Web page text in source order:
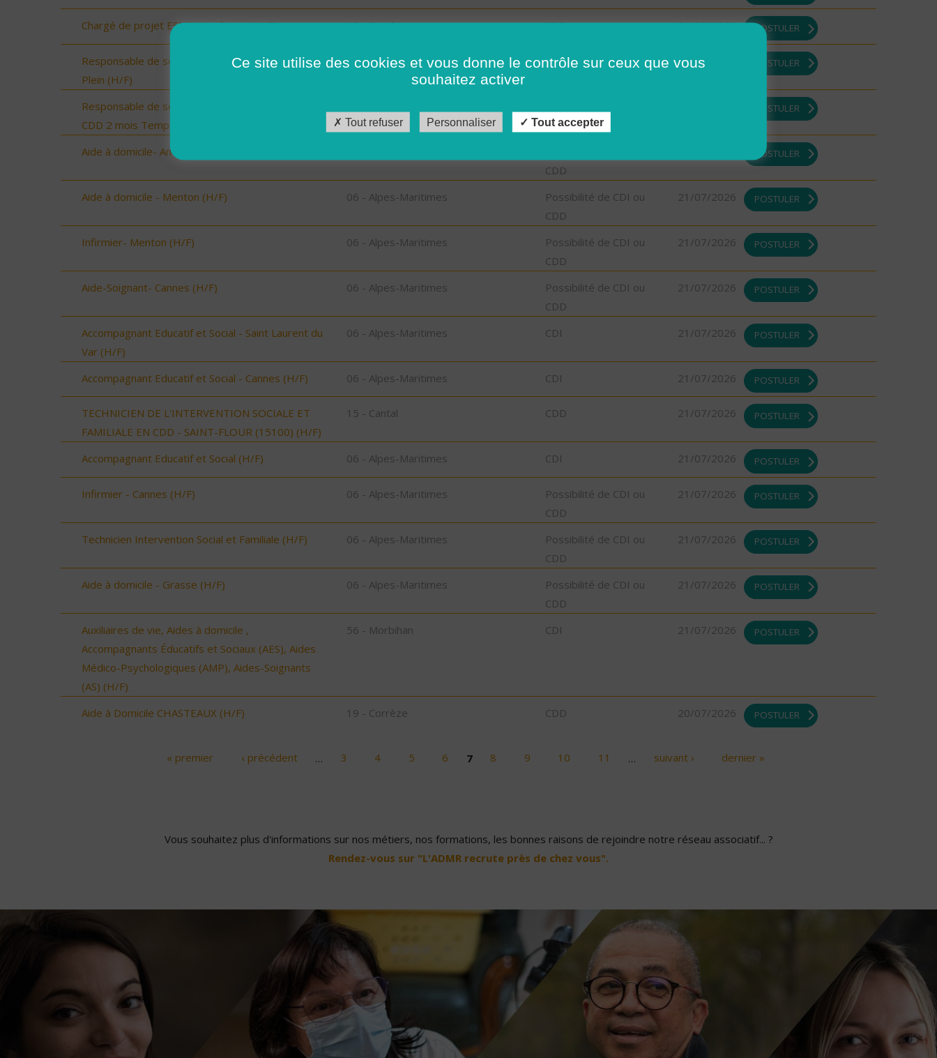
Chargé de projet ESMS Numérique (H/F) 19 - Corrèze CDD 24/07/2026 POSTULER
Responsable de secteur sur Onzain - CDI Temps
Plein (H/F)
41 - Loir-et-Cher CDI 23/07/2026 POSTULER
Responsable de secteur sur Noyers sur Cher -
CDD 2 mois Temps Plein (H/F)
POSTULER
Aide à domicile- Antibes (H/F)
CDD
POSTULER
Aide à domicile - Menton (H/F) 06 - Alpes-Maritimes
Possibilité de CDI ou
CDD
21/07/2026 POSTULER
Infirmier- Menton (H/F) 06 - Alpes-Maritimes
Possibilité de CDI ou
CDD
21/07/2026 POSTULER
Aide-Soignant- Cannes (H/F) 06 - Alpes-Maritimes
Possibilité de CDI ou
CDD
21/07/2026 POSTULER
Accompagnant Educatif et Social - Saint Laurent du
Var (H/F)
06 - Alpes-Maritimes CDI 21/07/2026 POSTULER
Accompagnant Educatif et Social - Cannes (H/F) 06 - Alpes-Maritimes CDI 21/07/2026 POSTULER
TECHNICIEN DE L'INTERVENTION SOCIALE ET
FAMILIALE EN CDD - SAINT-FLOUR (15100) (H/F)
15 - Cantal CDD 21/07/2026 POSTULER
Accompagnant Educatif et Social (H/F) 06 - Alpes-Maritimes CDI 21/07/2026 POSTULER
Infirmier - Cannes (H/F) 06 - Alpes-Maritimes
Possibilité de CDI ou
CDD
21/07/2026 POSTULER
Technicien Intervention Social et Familiale (H/F) 06 - Alpes-Maritimes
Possibilité de CDI ou
CDD
21/07/2026 POSTULER
Aide à domicile - Grasse (H/F) 06 - Alpes-Maritimes
Possibilité de CDI ou
CDD
21/07/2026 POSTULER
Auxiliaires de vie, Aides à domicile ,
Accompagnants Éducatifs et Sociaux (AES), Aides
Médico-Psychologiques (AMP), Aides-Soignants
(AS) (H/F)
56 - Morbihan CDI 21/07/2026 POSTULER
Aide à Domicile CHASTEAUX (H/F) 19 - Corrèze CDD 20/07/2026 POSTULER
« premier ‹ précédent … 3 4 5 6 7 8 9 10 11 … suivant › dernier »
Vous souhaitez plus d'informations sur nos métiers, nos formations, les bonnes raisons de rejoindre notre réseau associatif... ?
Rendez-vous sur "L'ADMR recrute près de chez vous".
Ce site utilise des cookies et vous donne le contrôle sur ceux que vous
souhaitez activer
Tout refuser Personnaliser Tout accepter